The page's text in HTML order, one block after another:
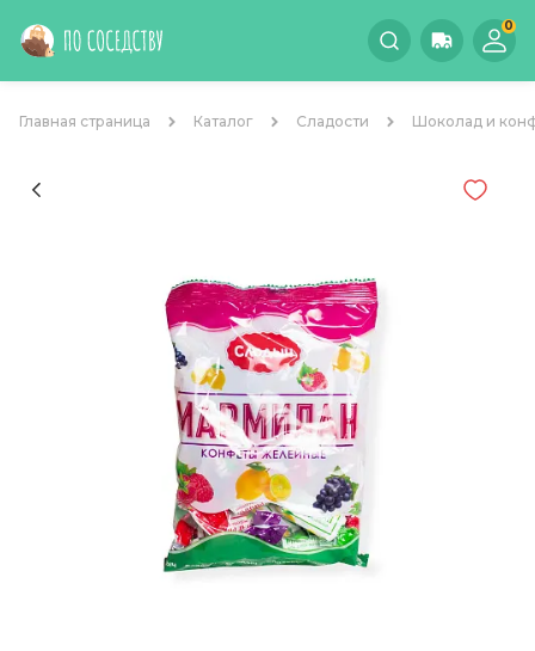
0
Главная страница Каталог Сладости Шоколад и